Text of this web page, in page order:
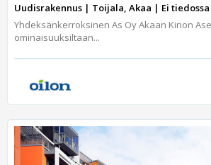
Uudisrakennus | Toijala, Akaa | Ei tiedossa
Yhdeksänkerroksinen As Oy Akaan Kinon
ominaisuuksiltaan...